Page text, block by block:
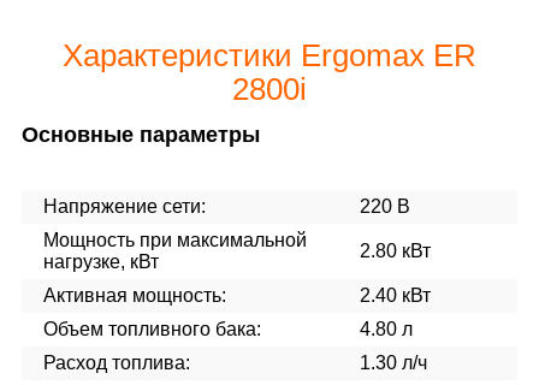
Характеристики Ergomax ER
2800i
Основные параметры
Напряжение сети:
220 В
Мощность при максимальной
нагрузке, кВт
2.80 кВт
Активная мощность:
2.40 кВт
Объем топливного бака:
4.80 л
Расход топлива:
1.30 л/ч